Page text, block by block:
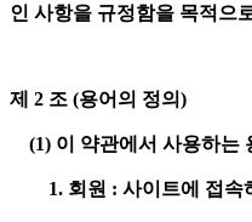
인 사항을 규정함을 목적으
제 2 조 (용어의 정의)
(1) 이 약관에서 사용하는
1. 회원 : 사이트에 접속하